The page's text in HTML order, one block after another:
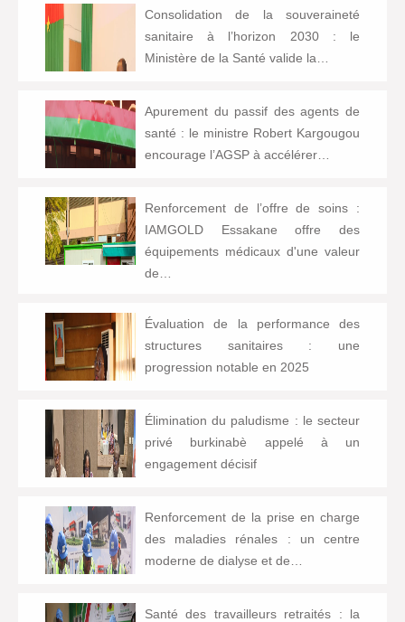
Consolidation de la souveraineté
sanitaire à l’horizon 2030 : le
Ministère de la Santé valide la…
Apurement du passif des agents de
santé : le ministre Robert Kargougou
encourage l’AGSP à accélérer…
Renforcement de l’offre de soins :
IAMGOLD Essakane offre des
équipements médicaux d'une valeur
de…
Évaluation de la performance des
structures sanitaires : une
progression notable en 2025
Élimination du paludisme : le secteur
privé burkinabè appelé à un
engagement décisif
Renforcement de la prise en charge
des maladies rénales : un centre
moderne de dialyse et de…
Santé des travailleurs retraités : la